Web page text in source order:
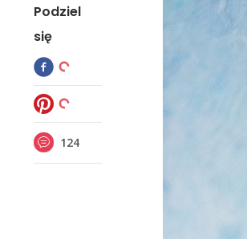
Podziel
się
124